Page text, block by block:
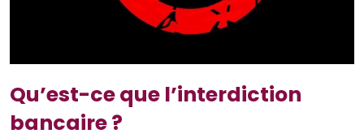
Qu’est-ce que l’interdiction
bancaire ?